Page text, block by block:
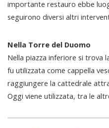
importante restauro ebbe
seguirono diversi altri
Nella Torre del Duomo
Nella piazza inferiore si trova
fu utilizzata come cappella
raggiungere la cattedrale
Oggi viene utilizzata, tra le